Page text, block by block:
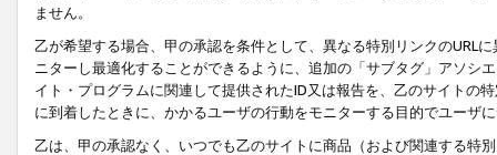
ません。
乙が希望する場合、甲の承認を条件として、異なる特別リンクのURL
ニターし最適化することができるように、追加の「サブタグ」アソシ
イト・プログラムに関連して提供されたID又は報告を、乙のサイトの
に到着したときに、かかるユーザの行動をモニターする目的でユーザ
乙は、甲の承認なく、いつでも乙のサイトに商品（および関連する特